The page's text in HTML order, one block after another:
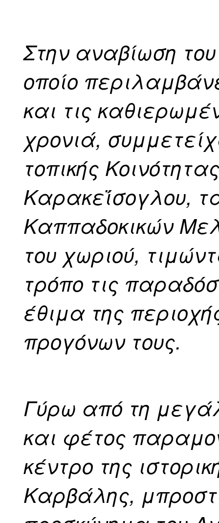
Στην αναβίωση
οποίο
και τις
χρονιά,
τοπικής
Καρακεΐσογλου,
Καππαδοκικών
του χωριού,
τρόπο τις
έθιμα της
προγόνων τους.
Γύρω από τη
και φέτος
κέντρο της
Καρβάλης,